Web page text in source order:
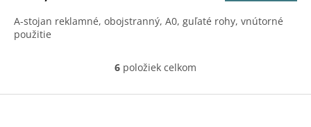
M
A-stojan reklamné, obojstranný, A0, guľaté rohy, vnútorné
použitie
O
l
6 položiek celkom
Z